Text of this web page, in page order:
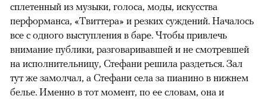
сплетенный из музыки, голоса, моды, искусства
перформанса, «Твиттера» и резких суждений. Началось
все с одного выступления в баре. Чтобы привлечь
внимание публики, разговаривавшей и не смотревшей
на исполнительницу, Стефани решила раздеться. Зал
тут же замолчал, а Стефани села за пианино в нижнем
белье. Именно в тот момент, по ее словам, она и